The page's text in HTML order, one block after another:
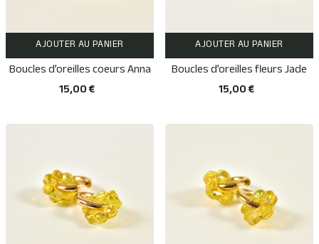
AJOUTER AU PANIER
Boucles d’oreilles coeurs Anna
15,00 €
AJOUTER AU PANIER
Boucles d’oreilles fleurs Jade
15,00 €